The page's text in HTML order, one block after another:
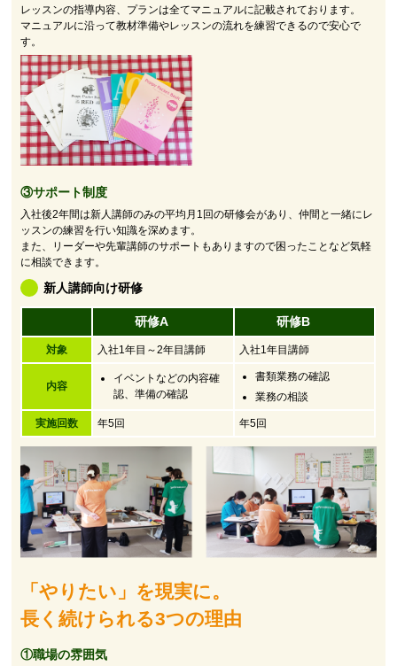
レッスンの指導内容、プランは全てマニュアルに記載されております。
マニュアルに沿って教材準備やレッスンの流れを練習できるので安心で
す。
③サポート制度
入社後2年間は新人講師のみの平均月1回の研修会があり、仲間と一緒にレ
ッスンの練習を行い知識を深めます。
また、リーダーや先輩講師のサポートもありますので困ったことなど気軽
に相談できます。
新人講師向け研修
研修A 研修B
対象 入社1年目～2年目講師 入社1年目講師
内容
イベントなどの内容確
認、準備の確認
書類業務の確認
業務の相談
実施回数 年5回 年5回
「やりたい」を現実に。
長く続けられる3つの理由
①職場の雰囲気